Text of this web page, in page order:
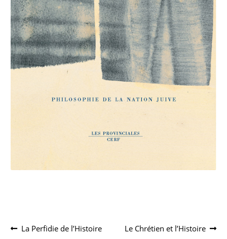
Navigation
Article
La Perfidie de l’Histoire
Article
Le Chrétien et l’Histoire